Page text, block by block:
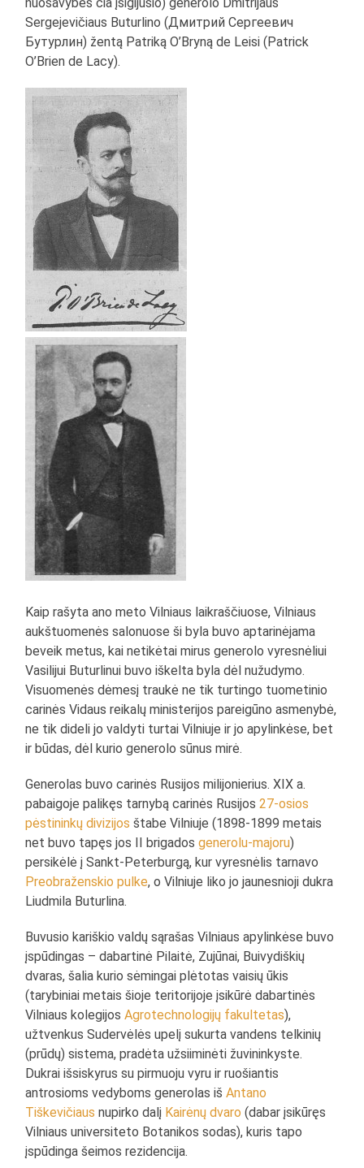
Sergejevičiaus Buturlino (Дмитрий Сергеевич
Бутурлин) žentą Patriką O’Bryną de Leisi (Patrick
O’Brien de Lacy).
Kaip rašyta ano meto Vilniaus laikraščiuose, Vilniaus
aukštuomenės salonuose ši byla buvo aptarinėjama
beveik metus, kai netikėtai mirus generolo vyresnėliui
Vasilijui Buturlinui buvo iškelta byla dėl nužudymo.
Visuomenės dėmesį traukė ne tik turtingo tuometinio
carinės Vidaus reikalų ministerijos pareigūno asmenybė,
ne tik dideli jo valdyti turtai Vilniuje ir jo apylinkėse, bet
ir būdas, dėl kurio generolo sūnus mirė.
Generolas buvo carinės Rusijos milijonierius. XIX a.
pabaigoje palikęs tarnybą carinės Rusijos27-osios
pėstininkų divizijos štabe Vilniuje (1898-1899 metais
net buvo tapęs jos II brigadosgenerolu-majoru)
persikėlė į Sankt-Peterburgą, kur vyresnėlis tarnavo
Preobraženskio pulke, o Vilniuje liko jo jaunesnioji dukra
Liudmila Buturlina.
Buvusio kariškio valdų sąrašas Vilniaus apylinkėse buvo
įspūdingas – dabartinė Pilaitė, Zujūnai, Buivydiškių
dvaras, šalia kurio sėmingai plėtotas vaisių ūkis
(tarybiniai metais šioje teritorijoje įsikūrė dabartinės
Vilniaus kolegijosAgrotechnologijų fakultetas),
užtvenkus Sudervėlės upelį sukurta vandens telkinių
(prūdų) sistema, pradėta užsiiminėti žuvininkyste.
Dukrai išsiskyrus su pirmuoju vyru ir ruošiantis
antrosioms vedyboms generolas išAntano
Tiškevičiausnupirko dalį Kairėnų dvaro (dabar įsikūręs
Vilniaus universiteto Botanikos sodas), kuris tapo
įspūdinga šeimos rezidencija.